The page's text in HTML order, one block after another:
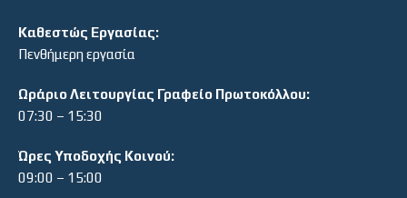
Καθεστώς Εργασίας:
Πενθήμερη εργασία
Ωράριο Λειτουργίας Γραφείο Πρωτοκόλλου:
07:30 – 15:30
Ώρες Υποδοχής Κοινού:
09:00 – 15:00